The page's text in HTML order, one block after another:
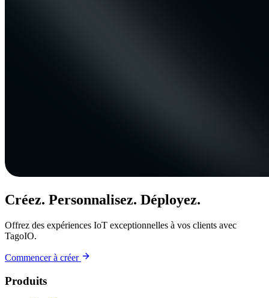
Créez. Personnalisez. Déployez.
Offrez des expériences IoT exceptionnelles à vos clients avec
TagoIO.
Commencer à créer
Produits